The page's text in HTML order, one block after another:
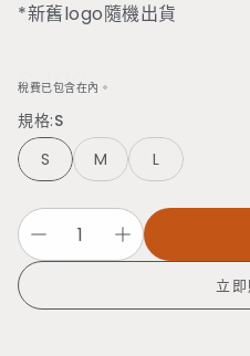
*新舊logo隨機出貨
定
價
$490
稅費已包含在內。
規格:S
S
M L
立